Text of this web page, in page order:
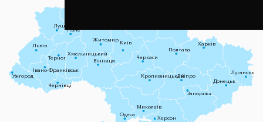
Луцьк
Київ
Житомир
Тернопіль
Рівне
Львів
Дніпро
Кропивницький
Харків
Полтава
Черкаси
Запоріжжя
Херсон
Донецьк
Луганськ
Ужгород
Чернівці
Вінниця
Хмельницький
Івано-Франківськ
Миколаїв
Одеса